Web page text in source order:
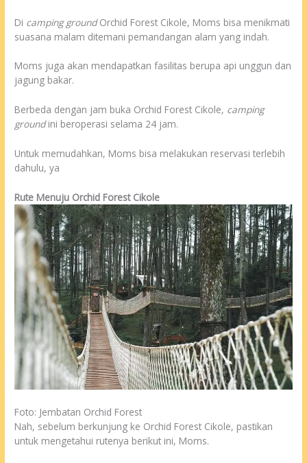
Di camping groundOrchid Forest Cikole, Moms bisa menikmati
suasana malam ditemani pemandangan alam yang indah.
Moms juga akan mendapatkan fasilitas berupa api unggun dan
jagung bakar.
Berbeda dengan jam buka Orchid Forest Cikole, camping
groundini beroperasi selama 24 jam.
Untuk memudahkan, Moms bisa melakukan reservasi terlebih
dahulu, ya
Rute Menuju Orchid Forest Cikole
Foto: Jembatan Orchid Forest
Nah, sebelum berkunjung ke Orchid Forest Cikole, pastikan
untuk mengetahui rutenya berikut ini, Moms.